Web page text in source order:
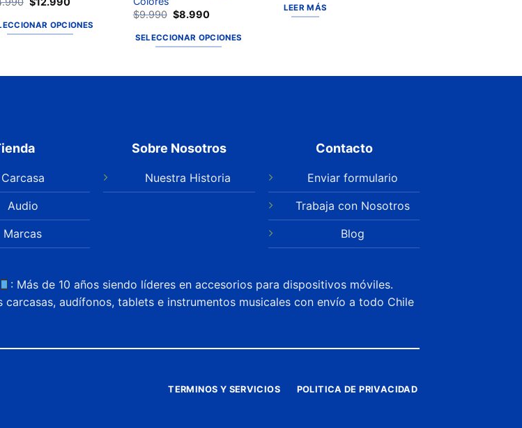
OPCIONES
$9.990 $8.990
SELECCIONAR OPCIONES
LEER MÁS
Carcasa
Audio
Marcas
Sobre Nosotros
Nuestra Historia
Contacto
Enviar formulario
Trabaja con Nosotros
Blog
: Más de 10 años siendo líderes en accesorios para dispositivos móviles.
carcasas, audífonos, tablets e instrumentos musicales con envío a todo Chile
TERMINOS Y SERVICIOS POLITICA DE PRIVACIDAD